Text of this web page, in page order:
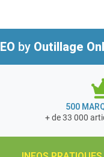
by Outillage
500
+ de 33 000